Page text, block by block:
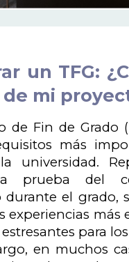
un TFG:
mi
de Fin de Grado
más
universidad.
prueba del
durante el grado,
experiencias más
para
en muchos